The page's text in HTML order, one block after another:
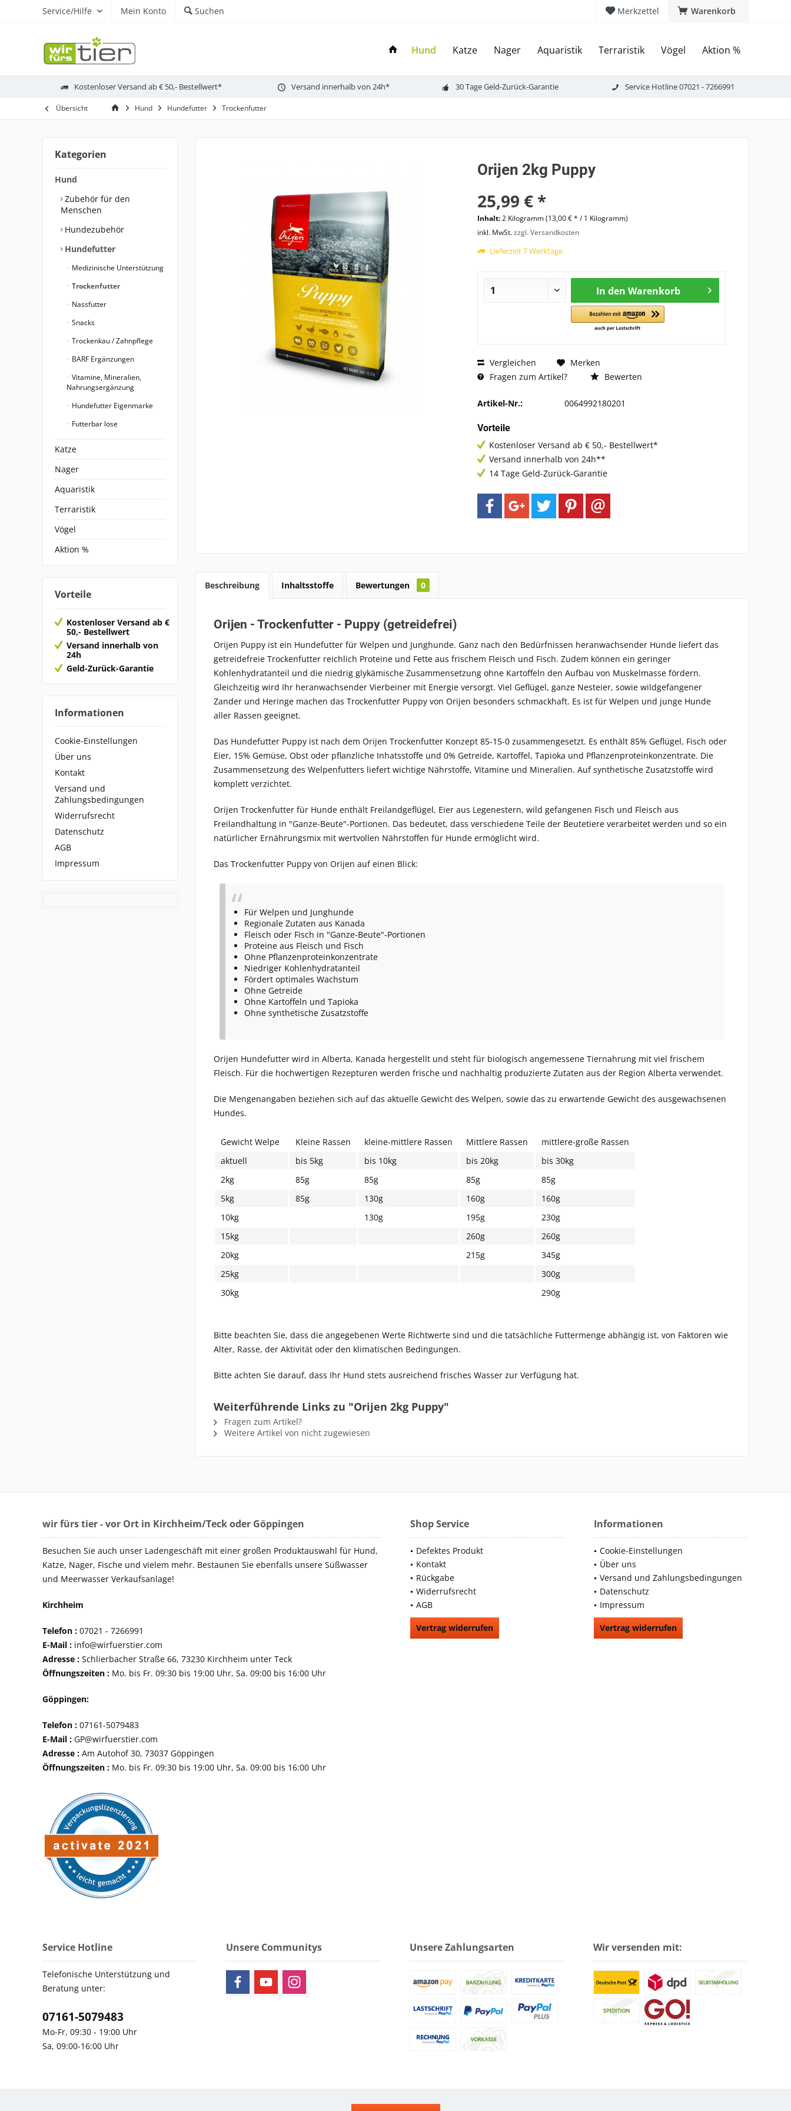
Warenkorb
Merkzettel
Service/Hilfe Mein Konto Suchen
Hund Katze Nager Aquaristik Terraristik Vögel Aktion %
Kostenloser Versand ab € 50,- Bestellwert* Versand innerhalb von 24h* 30 Tage Geld-Zurück-Garantie Service Hotline 07021 - 7266991
Übersicht Hund Hundefutter Trockenfutter
Kategorien
Hund
Zubehör für den
Menschen
Hundezubehör
Hundefutter
Medizinische Unterstützung
Trockenfutter
Nassfutter
Snacks
Trockenkau / Zahnpflege
BARF Ergänzungen
Vitamine, Mineralien,
Nahrungsergänzung
Hundefutter Eigenmarke
Futterbar lose
Katze
Nager
Aquaristik
Terraristik
Vögel
Aktion %
Vorteile
Kostenloser Versand ab €
50,- Bestellwert
Versand innerhalb von
24h
Geld-Zurück-Garantie
Informationen
Cookie-Einstellungen
Über uns
Kontakt
Versand und
Zahlungsbedingungen
Widerrufsrecht
Datenschutz
AGB
Impressum
Orijen 2kg Puppy
25,99 € *
Inhalt:2 Kilogramm (13,00 € * / 1 Kilogramm)
inkl. MwSt.zzgl. Versandkosten
Lieferzeit 7 Werktage
In den Warenkorb
Vergleichen
Merken
Fragen zum Artikel?
Bewerten
Artikel-Nr.: 0064992180201
Vorteile
Kostenloser Versand ab € 50,- Bestellwert*
Versand innerhalb von 24h**
14 Tage Geld-Zurück-Garantie
Beschreibung Inhaltsstoffe Bewertungen 0
Orijen - Trockenfutter - Puppy (getreidefrei)
Orijen Puppy ist ein Hundefutter für Welpen und Junghunde. Ganz nach den Bedürfnissen heranwachsender Hunde liefert das
getreidefreie Trockenfutter reichlich Proteine und Fette aus frischem Fleisch und Fisch. Zudem können ein geringer
Kohlenhydratanteil und die niedrig glykämische Zusammensetzung ohne Kartoffeln den Aufbau von Muskelmasse fördern.
Gleichzeitig wird Ihr heranwachsender Vierbeiner mit Energie versorgt. Viel Geflügel, ganze Nesteier, sowie wildgefangener
Zander und Heringe machen das Trockenfutter Puppy von Orijen besonders schmackhaft. Es ist für Welpen und junge Hunde
aller Rassen geeignet.
Das Hundefutter Puppy ist nach dem Orijen Trockenfutter Konzept 85-15-0 zusammengesetzt. Es enthält 85% Geflügel, Fisch oder
Eier, 15% Gemüse, Obst oder pflanzliche Inhatsstoffe und 0% Getreide, Kartoffel, Tapioka und Pflanzenproteinkonzentrate. Die
Zusammensetzung des Welpenfutters liefert wichtige Nährstoffe, Vitamine und Mineralien. Auf synthetische Zusatzstoffe wird
komplett verzichtet.
Orijen Trockenfutter für Hunde enthält Freilandgeflügel, Eier aus Legenestern, wild gefangenen Fisch und Fleisch aus
Freilandhaltung in "Ganze-Beute"-Portionen. Das bedeutet, dass verschiedene Teile der Beutetiere verarbeitet werden und so ein
natürlicher Ernährungsmix mit wertvollen Nährstoffen für Hunde ermöglicht wird.
Das Trockenfutter Puppy von Orijen auf einen Blick:
Für Welpen und Junghunde
Regionale Zutaten aus Kanada
Fleisch oder Fisch in "Ganze-Beute"-Portionen
Proteine aus Fleisch und Fisch
Ohne Pflanzenproteinkonzentrate
Niedriger Kohlenhydratanteil
Fördert optimales Wachstum
Ohne Getreide
Ohne Kartoffeln und Tapioka
Ohne synthetische Zusatzstoffe
Orijen Hundefutter wird in Alberta, Kanada hergestellt und steht für biologisch angemessene Tiernahrung mit viel frischem
Fleisch. Für die hochwertigen Rezepturen werden frische und nachhaltig produzierte Zutaten aus der Region Alberta verwendet.
Die Mengenangaben beziehen sich auf das aktuelle Gewicht des Welpen, sowie das zu erwartende Gewicht des ausgewachsenen
Hundes.
Gewicht Welpe Kleine Rassen kleine-mittlere Rassen Mittlere Rassen
mittlere-große Rassen
aktuell
bis 5kg bis 10kg bis 20kg
bis 30kg
2kg
85g 85g 85g
85g
5kg
85g 130g 160g
160g
10kg
130g 195g
230g
15kg
260g
260g
20kg
215g
345g
25kg
300g
30kg
290g
Bitte beachten Sie, dass die angegebenen Werte Richtwerte sind und die tatsächliche Futtermenge abhängig ist, von Faktoren wie
Alter, Rasse, der Aktivität oder den klimatischen Bedingungen.
Bitte achten Sie darauf, dass Ihr Hund stets ausreichend frisches Wasser zur Verfügung hat.
Weiterführende Links zu "Orijen 2kg Puppy"
Fragen zum Artikel?
Weitere Artikel von nicht zugewiesen
wir fürs tier - vor Ort in Kirchheim/Teck oder Göppingen
Besuchen Sie auch unser Ladengeschäft mit einer großen Produktauswahl für Hund,
Katze, Nager, Fische und vielem mehr. Bestaunen Sie ebenfalls unsere Süßwasser
und Meerwasser Verkaufsanlage!
Kirchheim
Telefon : 07021 - 7266991
E-Mail : info@wirfuerstier.com
Adresse : Schlierbacher Straße 66, 73230 Kirchheim unter Teck
Öffnungszeiten : Mo. bis Fr. 09:30 bis 19:00 Uhr, Sa. 09:00 bis 16:00 Uhr
Göppingen:
Telefon : 07161-5079483
E-Mail : GP@wirfuerstier.com
Adresse : Am Autohof 30, 73037 Göppingen
Öffnungszeiten : Mo. bis Fr. 09:30 bis 19:00 Uhr, Sa. 09:00 bis 16:00 Uhr
Shop Service
Defektes Produkt
Kontakt
Rückgabe
Widerrufsrecht
AGB
Vertrag widerrufen
Informationen
Cookie-Einstellungen
Über uns
Versand und Zahlungsbedingungen
Datenschutz
Impressum
Vertrag widerrufen
Service Hotline
Telefonische Unterstützung und
Beratung unter:
07161-5079483
Mo-Fr, 09:30 - 19:00 Uhr
Sa, 09:00-16:00 Uhr
Unsere Communitys Unsere Zahlungsarten Wir versenden mit: